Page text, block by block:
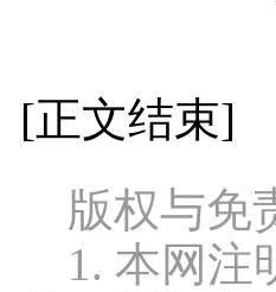
[正文结束]
版权与免
1. 本网注